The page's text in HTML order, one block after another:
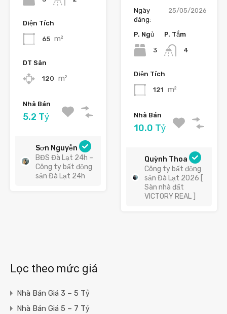
Diện Tích
65 m²
DT Sàn
120 m²
Nhà Bán
5.2 Tỷ
Sơn Nguyễn
BĐS Đà Lạt 24h –
Công ty bất động
sản Đà Lạt 24h
Ngày
đăng:
25/05/2026
P. Ngủ
3
P. Tắm
4
Diện Tích
121 m²
Nhà Bán
10.0 Tỷ
Quỳnh Thoa
Công ty bất động
sản Đà Lạt 2026 [
Sàn nhà đất
VICTORY REAL ]
Lọc theo mức giá
Nhà Bán Giá 3 – 5 Tỷ
Nhà Bán Giá 5 – 7 Tỷ